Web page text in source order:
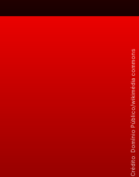
Crédito: Domínio Público/wikimédia commons